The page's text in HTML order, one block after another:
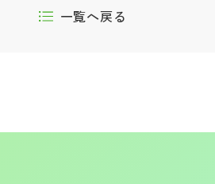
一覧へ戻る